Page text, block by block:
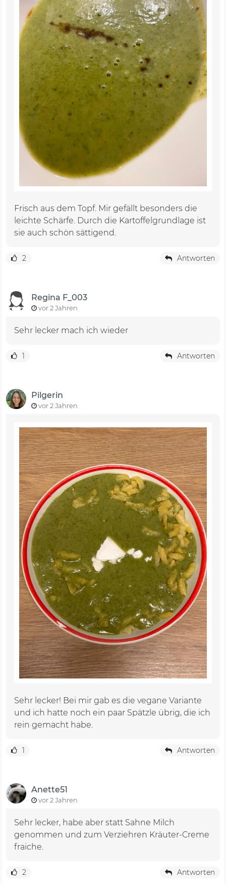
Frisch aus dem Topf. Mir gefällt besonders die
leichte Schärfe. Durch die Kartoffelgrundlage ist
sie auch schön sättigend.
2 Antworten
Regina F_003
vor 2 Jahren
Sehr lecker mach ich wieder
1 Antworten
Pilgerin
vor 2 Jahren
Sehr lecker! Bei mir gab es die vegane Variante
und ich hatte noch ein paar Spätzle übrig, die ich
rein gemacht habe.
1 Antworten
Anette51
vor 2 Jahren
Sehr lecker, habe aber statt Sahne Milch
genommen und zum Verziehren Kräuter-Creme
fraiche.
2 Antworten